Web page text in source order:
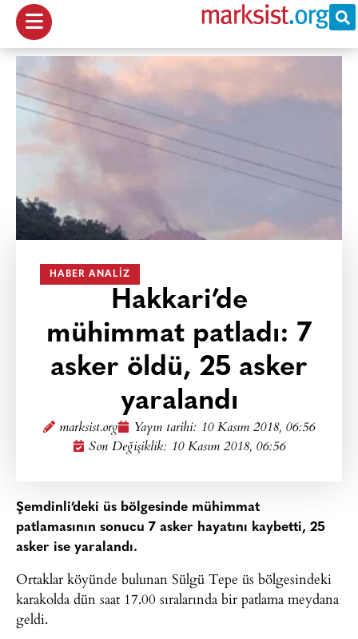
HABER ANALIZ
Hakkari’de
mühimmat patladı: 7
asker öldü, 25 asker
yaralandı
marksist.org Yayın tarihi: 10 Kasım 2018, 06:56
Son Değişiklik: 10 Kasım 2018, 06:56
Şemdinli’deki üs bölgesinde mühimmat
patlamasının sonucu 7 asker hayatını kaybetti, 25
asker ise yaralandı.
Ortaklar köyünde bulunan Sülgü Tepe üs bölgesindeki
karakolda dün saat 17.00 sıralarında bir patlama meydana
geldi.